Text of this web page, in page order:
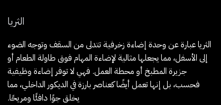
الثريا
الثريا عبارة عن وحدة إضاءة زخرفية تتدلى من السقف وتوجه الضوء
إلى الأسفل، مما يجعلها مثالية لإضاءة المهام فوق طاولة الطعام أو
جزيرة المطبخ أو محطة العمل. فهي لا توفر إضاءة وظيفية
فحسب، بل إنها تعمل أيضًا كعناصر بارزة في الديكور الداخلي، مما
يخلق جوًا دافئًا ومريحًا.